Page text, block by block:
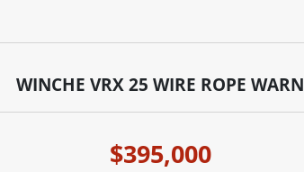
WINCHE VRX 25 WIRE ROPE WARN
$395,000